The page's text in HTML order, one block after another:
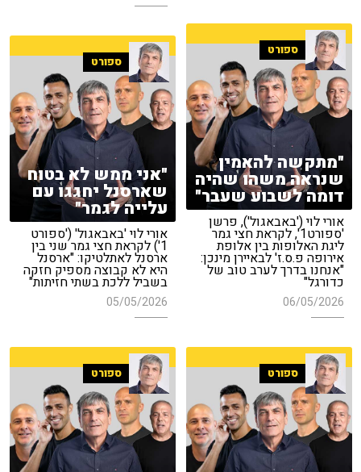
ספורט
"מתקשה להאמין
שנראה משהו שהיה
דומה לשבוע שעבר"
אורי לוי ('באבאגול'), פרשן
'ספורט1', לקראת חצי גמר
ליגת האלופות בין אלופת
אירופה פ.ס.ז' לבאיירן מינכן:
"אנחנו בדרך לערב טוב של
כדורגל"
06/05/2026
ספורט
"אני ממש לא בטוח
שארסנל יחגגו עם
עלייה לגמר"
אורי לוי 'באבאגול' ('ספורט
1') לקראת חצי גמר שני בין
ארסנל לאתלטיקו: "ארסנל
היא לא קבוצה מספיק חזקה
בשביל ללכת בשתי חזיתות"
05/05/2026
ספורט ספורט